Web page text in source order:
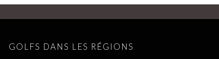
GOLFS DANS LES RÉGIONS